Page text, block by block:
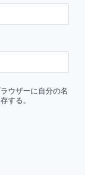
ウザーに自分の名
する。